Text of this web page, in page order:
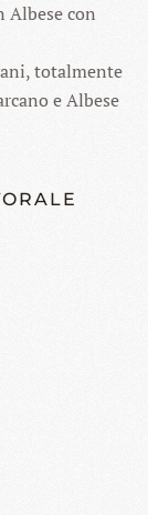
con
totalmente
e Albese